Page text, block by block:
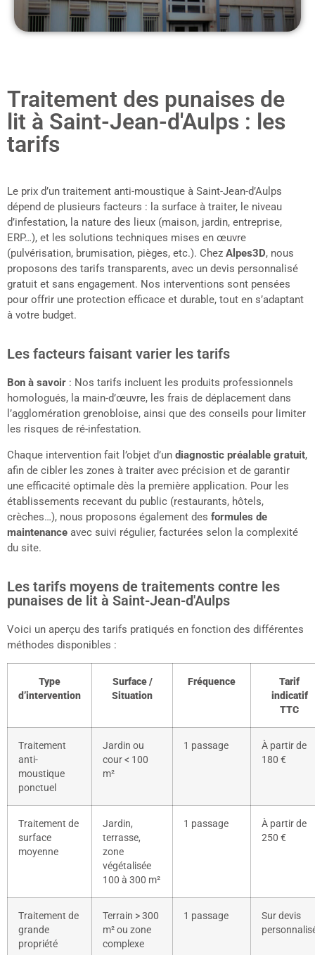
Traitement des punaises de
lit à Saint-Jean-d'Aulps : les
tarifs
Le prix d’un traitement anti-moustique à Saint-Jean-d’Aulps
dépend de plusieurs facteurs : la surface à traiter, le niveau
d’infestation, la nature des lieux (maison, jardin, entreprise,
ERP…), et les solutions techniques mises en œuvre
(pulvérisation, brumisation, pièges, etc.). Chez Alpes3D, nous
proposons des tarifs transparents, avec un devis personnalisé
gratuit et sans engagement. Nos interventions sont pensées
pour offrir une protection efficace et durable, tout en s’adaptant
à votre budget.
Les facteurs faisant varier les tarifs
Bon à savoir : Nos tarifs incluent les produits professionnels
homologués, la main-d’œuvre, les frais de déplacement dans
l’agglomération grenobloise, ainsi que des conseils pour limiter
les risques de ré-infestation.
Chaque intervention fait l’objet d’un diagnostic préalable gratuit,
afin de cibler les zones à traiter avec précision et de garantir
une efficacité optimale dès la première application. Pour les
établissements recevant du public (restaurants, hôtels,
crèches…), nous proposons également des formules de
maintenance avec suivi régulier, facturées selon la complexité
du site.
Les tarifs moyens de traitements contre les
punaises de lit à Saint-Jean-d'Aulps
Voici un aperçu des tarifs pratiqués en fonction des différentes
méthodes disponibles :
Type
d’intervention
Surface /
Situation
Fréquence
Tarif
indicatif
TTC
Traitement
anti-
moustique
ponctuel
Jardin ou
cour < 100
m²
1 passage
À partir de
180 €
Traitement de
surface
moyenne
Jardin,
terrasse,
zone
végétalisée
100 à 300 m²
1 passage
À partir de
250 €
Traitement de
grande
propriété
Terrain > 300
m² ou zone
complexe
1 passage
Sur devis